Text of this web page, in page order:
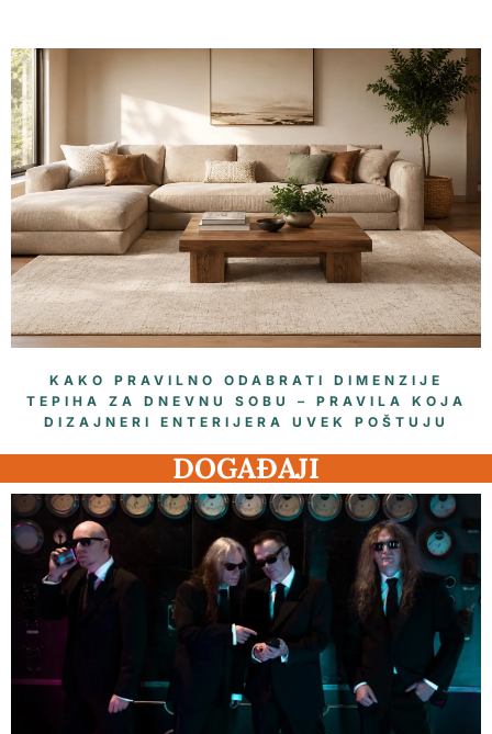
KAKO PRAVILNO ODABRATI DIMENZIJE
TEPIHA ZA DNEVNU SOBU – PRAVILA KOJA
DIZAJNERI ENTERIJERA UVEK POŠTUJU
DOGAĐAJI